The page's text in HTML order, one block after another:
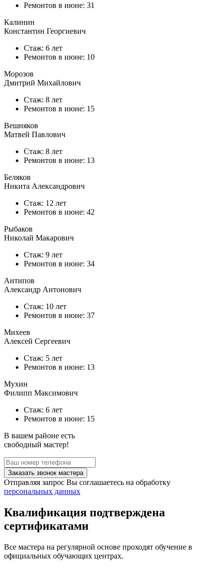
Ремонтов в июне: 31
Калинин
Константин Георгиевич
Стаж: 6 лет
Ремонтов в июне: 10
Морозов
Дмитрий Михайлович
Стаж: 8 лет
Ремонтов в июне: 15
Вешняков
Матвей Павлович
Стаж: 8 лет
Ремонтов в июне: 13
Беляков
Никита Александрович
Стаж: 12 лет
Ремонтов в июне: 42
Рыбаков
Николай Макарович
Стаж: 9 лет
Ремонтов в июне: 34
Антипов
Александр Антонович
Стаж: 10 лет
Ремонтов в июне: 37
Михеев
Алексей Сергеевич
Стаж: 5 лет
Ремонтов в июне: 13
Мухин
Филипп Максимович
Стаж: 6 лет
Ремонтов в июне: 15
В вашем районе есть
свободный мастер!
Заказать звонок мастера
Отправляя запрос Вы соглашаетесь на обработку
персональных данных
Квалификация подтверждена
сертификатами
Все мастера на регулярной основе проходят обучение в
официальных обучающих центрах.